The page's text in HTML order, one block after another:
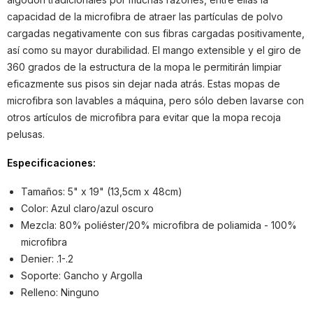
capacidad de la microfibra de atraer las partículas de polvo
cargadas negativamente con sus fibras cargadas positivamente,
así como su mayor durabilidad. El mango extensible y el giro de
360 grados de la estructura de la mopa le permitirán limpiar
eficazmente sus pisos sin dejar nada atrás. Estas mopas de
microfibra son lavables a máquina, pero sólo deben lavarse con
otros artículos de microfibra para evitar que la mopa recoja
pelusas.
Especificaciones:
Tamaños: 5" x 19" (13,5cm x 48cm)
Color: Azul claro/azul oscuro
Mezcla: 80% poliéster/20% microfibra de poliamida - 100%
microfibra
Denier: .1-.2
Soporte: Gancho y Argolla
Relleno: Ninguno